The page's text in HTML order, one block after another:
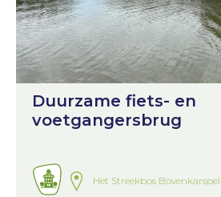
Duurzame fiets- en
voetgangersbrug
Het Streekbos Bovenkarspel